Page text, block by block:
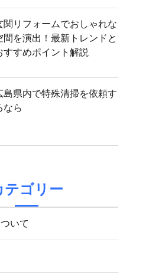
関リフォームでおしゃれな
間を演出！最新トレンドと
すすめポイント解説
島県内で特殊清掃を依頼す
なら
テゴリー
いて